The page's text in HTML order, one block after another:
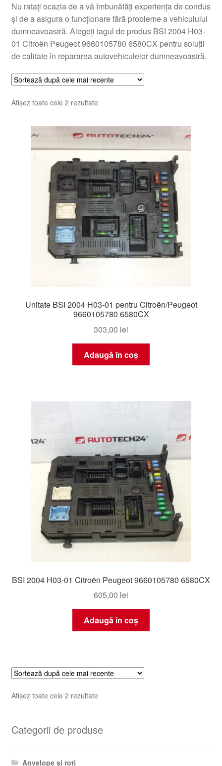
Procedura de reclamație
Termeni si conditii
Nu ratați ocazia de a vă îmbunătăți experiența de condus
și de a asigura o funcționare fără probleme a vehiculului
dumneavoastră. Alegeți tagul de produs BSI 2004 H03-
01 Citroën Peugeot 9660105780 6580CX pentru soluții
de calitate în repararea autovehiculelor dumneavoastră.
Afișez toate cele 2 rezultateSortat
cele
mai
recente
Unitate BSI 2004 H03-01 pentru Citroën/Peugeot
9660105780 6580CX
303,00 lei
Adaugă în coș
BSI 2004 H03-01 Citroën Peugeot 9660105780 6580CX
605,00 lei
Adaugă în coș
Afișez toate cele 2 rezultateSortat
mai
Categorii de produse
Anvelope și roți